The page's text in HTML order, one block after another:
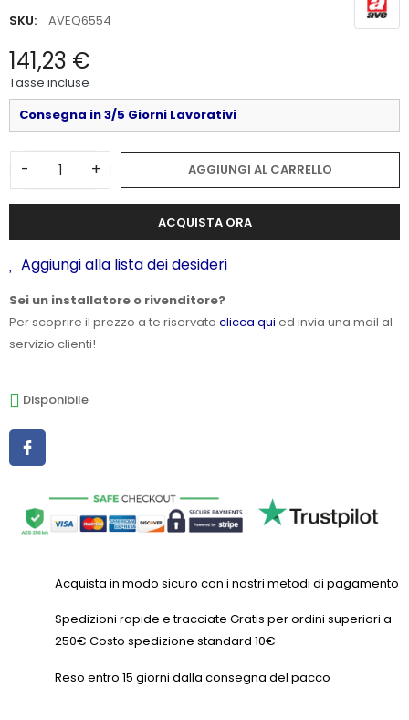
SKU:
AVEQ6554
141,23 €
Tasse incluse
Consegna in 3/5 Giorni Lavorativi
- + AGGIUNGI AL CARRELLO
ACQUISTA ORA
Aggiungi alla lista dei desideri
Sei un installatore o rivenditore?
Per scoprire il prezzo a te riservato clicca qui ed invia una mail al
servizio clienti!
Disponibile
Acquista in modo sicuro con i nostri metodi di pagamento
Spedizioni rapide e tracciate Gratis per ordini superiori a
250€ Costo spedizione standard 10€
Reso entro 15 giorni dalla consegna del pacco